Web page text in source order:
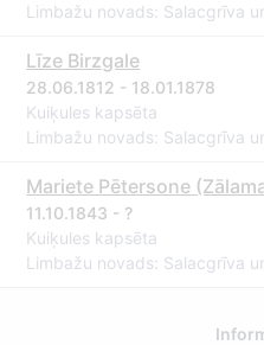
Limbažu novads: Salacgrīva
Līze Birzgale
28.06.1812 - 18.01.1878
Kuiķules kapsēta
Limbažu novads: Salacgrīva
Mariete Pētersone
11.10.1843 - ?
Kuiķules kapsēta
Limbažu novads: Salacgrīva